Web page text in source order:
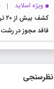
ویژه اسلاید
تاریخ مصرف
نظرسنجی